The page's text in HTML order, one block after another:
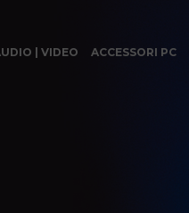
| VIDEO ACCESSORI PC